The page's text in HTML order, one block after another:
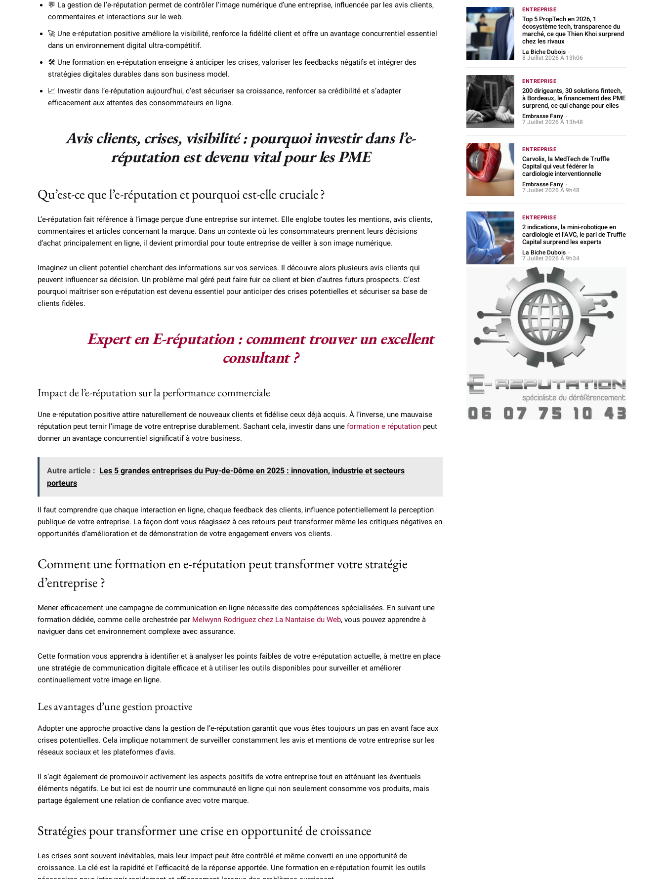
💬 La gestion de l’e-réputation permet de contrôler l’image numérique d’une entreprise, influencée par les avis clients,
commentaires et interactions sur le web.
🚀 Une e-réputation positive améliore la visibilité, renforce la fidélité client et offre un avantage concurrentiel essentiel
dans un environnement digital ultra-compétitif.
🛠️ Une formation en e-réputation enseigne à anticiper les crises, valoriser les feedbacks négatifs et intégrer des
stratégies digitales durables dans son business model.
📈 Investir dans l’e-réputation aujourd’hui, c’est sécuriser sa croissance, renforcer sa crédibilité et s’adapter
efficacement aux attentes des consommateurs en ligne.
Avis clients, crises, visibilité : pourquoi investir dans l’e-
réputation est devenu vital pour les PME
Qu’est-ce que l’e-réputation et pourquoi est-elle cruciale ?
L’e-réputation fait référence à l’image perçue d’une entreprise sur internet. Elle englobe toutes les mentions, avis clients,
commentaires et articles concernant la marque. Dans un contexte où les consommateurs prennent leurs décisions
d’achat principalement en ligne, il devient primordial pour toute entreprise de veiller à son image numérique.
Imaginez un client potentiel cherchant des informations sur vos services. Il découvre alors plusieurs avis clients qui
peuvent influencer sa décision. Un problème mal géré peut faire fuir ce client et bien d’autres futurs prospects. C’est
pourquoi maîtriser son e-réputation est devenu essentiel pour anticiper des crises potentielles et sécuriser sa base de
clients fidèles.
Expert en E-réputation : comment trouver un excellent
consultant ?
Impact de l’e-réputation sur la performance commerciale
Une e-réputation positive attire naturellement de nouveaux clients et fidélise ceux déjà acquis. À l’inverse, une mauvaise
réputation peut ternir l’image de votre entreprise durablement. Sachant cela, investir dans une formation e réputation peut
donner un avantage concurrentiel significatif à votre business.
Autre article : Les 5 grandes entreprises du Puy-de-Dôme en 2025 : innovation, industrie et secteurs
porteurs
Il faut comprendre que chaque interaction en ligne, chaque feedback des clients, influence potentiellement la perception
publique de votre entreprise. La façon dont vous réagissez à ces retours peut transformer même les critiques négatives en
opportunités d’amélioration et de démonstration de votre engagement envers vos clients.
Comment une formation en e-réputation peut transformer votre stratégie
d’entreprise ?
Mener efficacement une campagne de communication en ligne nécessite des compétences spécialisées. En suivant une
formation dédiée, comme celle orchestrée par Melwynn Rodriguez chez La Nantaise du Web, vous pouvez apprendre à
naviguer dans cet environnement complexe avec assurance.
Cette formation vous apprendra à identifier et à analyser les points faibles de votre e-réputation actuelle, à mettre en place
une stratégie de communication digitale efficace et à utiliser les outils disponibles pour surveiller et améliorer
continuellement votre image en ligne.
Les avantages d’une gestion proactive
Adopter une approche proactive dans la gestion de l’e-réputation garantit que vous êtes toujours un pas en avant face aux
crises potentielles. Cela implique notamment de surveiller constamment les avis et mentions de votre entreprise sur les
réseaux sociaux et les plateformes d’avis.
Il s’agit également de promouvoir activement les aspects positifs de votre entreprise tout en atténuant les éventuels
éléments négatifs. Le but ici est de nourrir une communauté en ligne qui non seulement consomme vos produits, mais
partage également une relation de confiance avec votre marque.
Stratégies pour transformer une crise en opportunité de croissance
Les crises sont souvent inévitables, mais leur impact peut être contrôlé et même converti en une opportunité de
croissance. La clé est la rapidité et l’efficacité de la réponse apportée. Une formation en e-réputation fournit les outils
ENTREPRISE
Top 5 PropTech en 2026, 1
écosystème tech, transparence du
marché, ce que Thien Khoi surprend
chez les rivaux
La Biche Dubois -
8 Juillet 2026 À 13h06
ENTREPRISE
200 dirigeants, 30 solutions fintech,
à Bordeaux, le financement des PME
surprend, ce qui change pour elles
Embrasse Fany -
7 Juillet 2026 À 13h48
ENTREPRISE
Carvolix, la MedTech de Truffle
Capital qui veut fédérer la
cardiologie interventionnelle
Embrasse Fany -
7 Juillet 2026 À 9h48
ENTREPRISE
2 indications, la mini-robotique en
cardiologie et l’AVC, le pari de Truffle
Capital surprend les experts
La Biche Dubois -
7 Juillet 2026 À 9h34